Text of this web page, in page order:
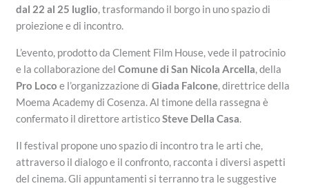
dal 22 al 25 luglio, trasformando il borgo in uno spazio di
proiezione e di incontro.
L’evento, prodotto da Clement Film House, vede il patrocinio
e la collaborazione delComune di San Nicola Arcella, della
Pro Loco e l’organizzazione diGiada Falcone, direttrice della
Moema Academy di Cosenza. Al timone della rassegna è
confermato il direttore artisticoSteve Della Casa.
Il festival propone uno spazio di incontro tra le arti che,
attraverso il dialogo e il confronto, racconta i diversi aspetti
del cinema. Gli appuntamenti si terranno tra le suggestive